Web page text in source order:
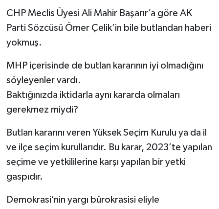
CHP Meclis Üyesi Ali Mahir Başarır’a göre AK
Parti Sözcüsü Ömer Çelik’in bile butlandan haberi
yokmuş.
MHP içerisinde de butlan kararının iyi olmadığını
söyleyenler vardı.
Baktığınızda iktidarla aynı kararda olmaları
gerekmez miydi?
Butlan kararını veren Yüksek Seçim Kurulu ya da il
ve ilçe seçim kurullarıdır. Bu karar, 2023’te yapılan
seçime ve yetkililerine karşı yapılan bir yetki
gaspıdır.
Demokrasi’nin yargı bürokrasisi eliyle